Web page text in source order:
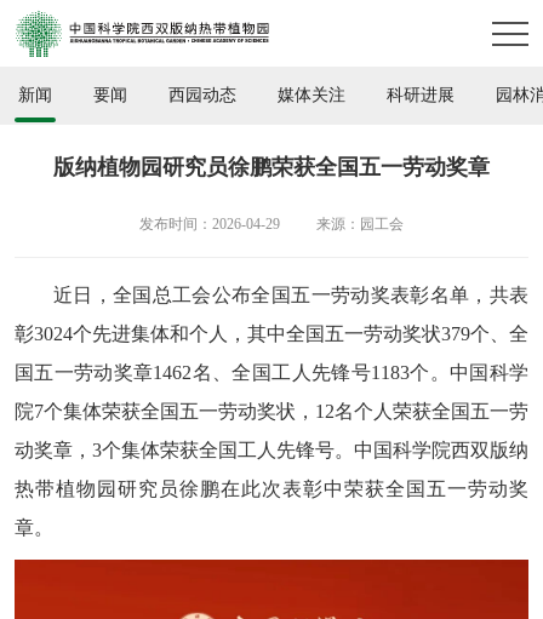
新闻 要闻 西园动态 媒体关注 科研进展 园林
版纳植物园研究员徐鹏荣获全国五一劳动奖章
发布时间：2026-04-29 来源：园工会
近日，全国总工会公布全国五一劳动奖表彰名单，共表
彰3024个先进集体和个人，其中全国五一劳动奖状379个、全
国五一劳动奖章1462名、全国工人先锋号1183个。中国科学
院7个集体荣获全国五一劳动奖状，12名个人荣获全国五一劳
动奖章，3个集体荣获全国工人先锋号。中国科学院西双版纳
热带植物园研究员徐鹏在此次表彰中荣获全国五一劳动奖
章。